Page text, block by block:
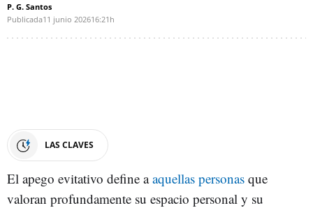
P. G. Santos
Publicada11 junio 202616:21h
LAS CLAVES
El apego evitativo define aaquellas personas que
valoran profundamente su espacio personal y su